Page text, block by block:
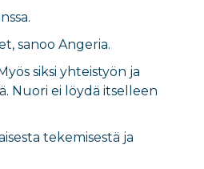
sanoo Angeria.
siksi yhteistyön ja
Nuori ei löydä itselleen
tekemisestä ja